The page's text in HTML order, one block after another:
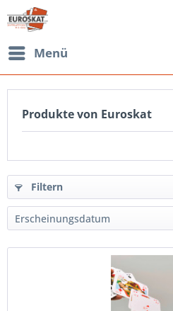
Menü
Produkte von Euroskat
Filtern